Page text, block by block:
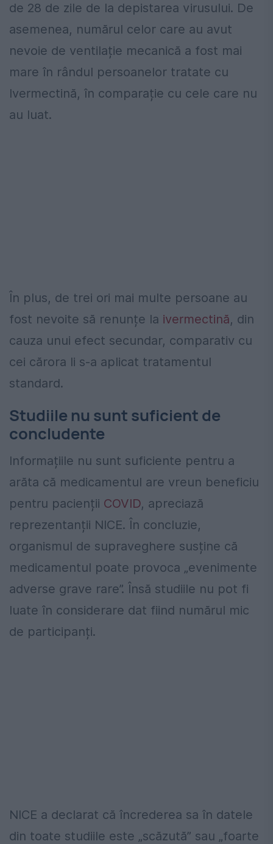
de 28 de zile de la depistarea virusului. De
asemenea, numărul celor care au avut
nevoie de ventilație mecanică a fost mai
mare în rândul persoanelor tratate cu
Ivermectină, în comparație cu cele care nu
au luat.
În plus, de trei ori mai multe persoane au
fost nevoite să renunțe la ivermectină, din
cauza unui efect secundar, comparativ cu
cei cărora li s-a aplicat tratamentul
standard.
Studiile nu sunt suficient de
concludente
Informațiile nu sunt suficiente pentru a
arăta că medicamentul are vreun beneficiu
pentru pacienții COVID, apreciază
reprezentanții NICE. În concluzie,
organismul de supraveghere susține că
medicamentul poate provoca „evenimente
adverse grave rare”. Însă studiile nu pot fi
luate în considerare dat fiind numărul mic
de participanți.
NICE a declarat că încrederea sa în datele
din toate studiile este „scăzută” sau „foarte